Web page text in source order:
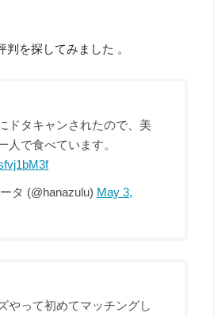
を探してみました 。
ドタキャンされたので、美
人で食べています。
タ (@hanazulu) May 3,
やって初めてマッチングし